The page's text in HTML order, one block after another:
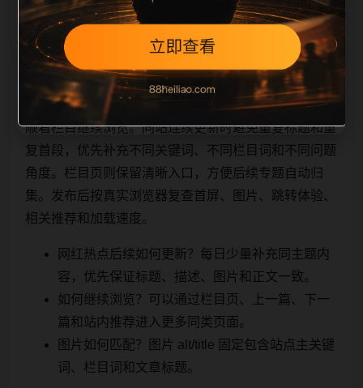
解，也能让真实用户
相关问题与推荐
顺着栏目继续浏览。同站连续更新时避免重复标题和重
复首段，优先补充不同关键词、不同栏目词和不同问题
角度。栏目页则保留清晰入口，方便后续专题自动归
集。发布后按真实浏览器复查首屏、图片、跳转体验、
相关推荐和加载速度。
网红热点后续如何更新？每日少量补充同主题内
容，优先保证标题、描述、图片和正文一致。
如何继续浏览？可以通过栏目页、上一篇、下一
篇和站内推荐进入更多同类页面。
图片如何匹配？图片 alt/title 固定包含站点主关键
词、栏目词和文章标题。